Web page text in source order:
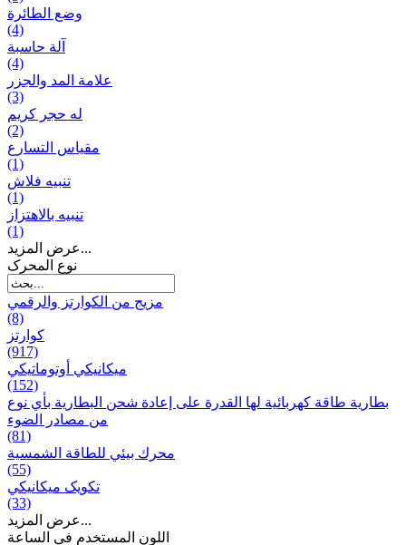
وضع الطائرة
(4)
آلة حاسبة
(4)
علامة المد والجزر
(3)
له حجر كريم
(2)
مقياس التسارع
(1)
تنبيه فلاش
(1)
تنبيه بالاهتزاز
(1)
عرض المزيد...
نوع المحرک
مزيج من الكوارتز والرقمي
(8)
كوارتز
(917)
ميكانيكي أوتوماتيكي
(152)
بطارية طاقة كهربائية لها القدرة على إعادة شحن البطارية بأي نوع
من مصادر الضوء
(81)
محرك بيئي للطاقة الشمسية
(55)
تکویک ميكانيكي
(33)
عرض المزيد...
اللون المستخدم في الساعة